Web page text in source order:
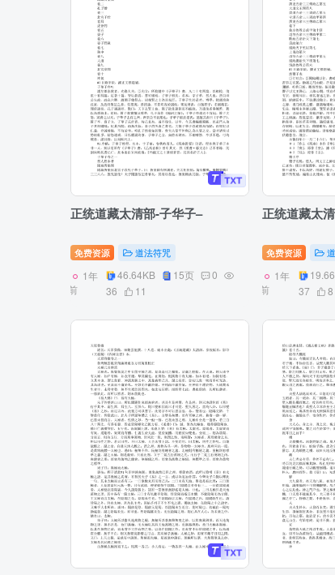
正统道藏太清部-子华子–
免费资源 道法符咒
1年
前
46.64KB 15页
0
36
11
正统道藏太
免费资源
1年
前
37
8